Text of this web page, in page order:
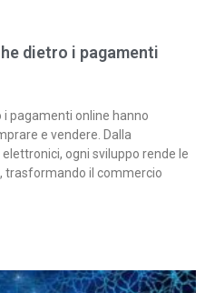
dietro i pagamenti
i pagamenti online hanno
e vendere. Dalla
ogni sviluppo rende le
trasformando il commercio